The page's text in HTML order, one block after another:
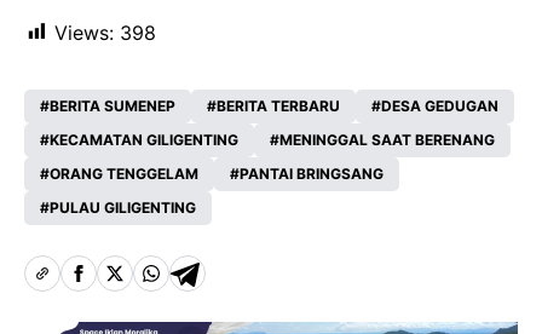
Views: 398
BERITA SUMENEP BERITA TERBARU
DESA GEDUGAN
KECAMATAN GILIGENTING
MENINGGAL SAAT BERENANG
ORANG TENGGELAM
PANTAI BRINGSANG
PULAU GILIGENTING